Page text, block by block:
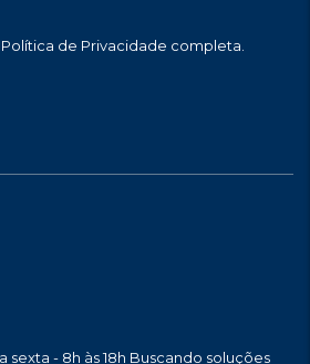
Política de Privacidade completa.
sexta - 8h às 18h Buscando soluções